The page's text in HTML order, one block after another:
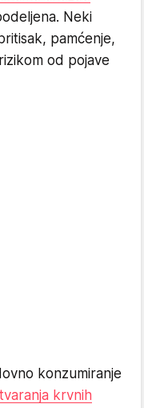
Neki
pamćenje,
od pojave
konzumiranje
krvnih